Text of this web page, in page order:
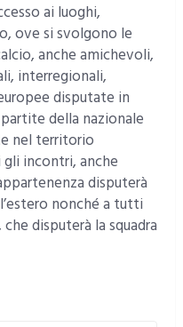
ai luoghi,
ove si svolgono le
anche amichevoli,
interregionali,
disputate in
della nazionale
nel territorio
incontri, anche
disputerà
nonché a tutti
disputerà la squadra